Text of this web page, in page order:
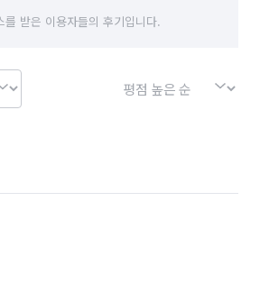
받은 이용자들의 후기입니다.